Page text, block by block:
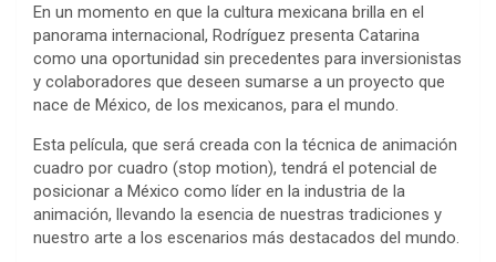
En un momento en que la cultura mexicana brilla en el
panorama internacional, Rodríguez presenta Catarina
como una oportunidad sin precedentes para inversionistas
y colaboradores que deseen sumarse a un proyecto que
nace de México, de los mexicanos, para el mundo.
Esta película, que será creada con la técnica de animación
cuadro por cuadro (stop motion), tendrá el potencial de
posicionar a México como líder en la industria de la
animación, llevando la esencia de nuestras tradiciones y
nuestro arte a los escenarios más destacados del mundo.